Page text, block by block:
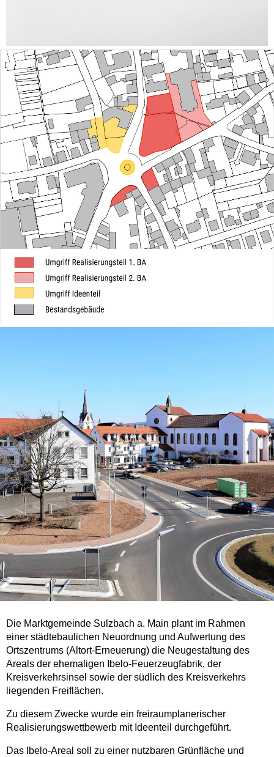
Die Marktgemeinde Sulzbach a. Main plant im Rahmen
einer städtebaulichen Neuordnung und Aufwertung des
Ortszentrums (Altort-Erneuerung) die Neugestaltung des
Areals der ehemaligen Ibelo-Feuerzeugfabrik, der
Kreisverkehrsinsel sowie der südlich des Kreisverkehrs
liegenden Freiflächen.
Zu diesem Zwecke wurde ein freiraumplanerischer
Realisierungswettbewerb mit Ideenteil durchgeführt.
Das Ibelo-Areal soll zu einer nutzbaren Grünfläche und